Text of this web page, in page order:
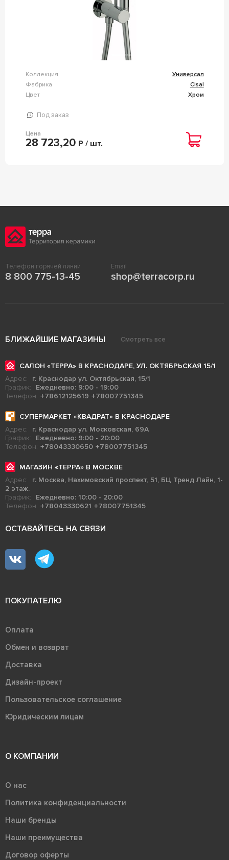
Коллекция
Универсал
Фабрика
Cisal
Цвет
Хром
Под заказ
Цена
28 723,20 Р / шт.
Телефон горячей линии
8 800 775-13-45
Email
shop@terracorp.ru
БЛИЖАЙШИЕ МАГАЗИНЫ Смотреть все
САЛОН «ТЕРРА» В КРАСНОДАРЕ, УЛ. ОКТЯБРЬСКАЯ 15/1
Адрес:
г. Краснодар ул. Октябрьская, 15/1
График:
Ежедневно: 9:00 - 19:00
Телефон: +78612125619 +78007751345
СУПЕРМАРКЕТ «КВАДРАТ» В КРАСНОДАРЕ
Адрес:
г. Краснодар ул. Московская, 69А
График:
Ежедневно: 9:00 - 20:00
Телефон: +78043330650 +78007751345
МАГАЗИН «ТЕРРА» В МОСКВЕ
Адрес:
г. Москва, Нахимовский проспект, 51, БЦ Тренд Лайн, 1-
2 этаж.
График:
Ежедневно: 10:00 - 20:00
Телефон: +78043330621 +78007751345
ОСТАВАЙТЕСЬ НА СВЯЗИ
ПОКУПАТЕЛЮ
Оплата
Обмен и возврат
Доставка
Дизайн-проект
Пользовательское соглашение
Юридическим лицам
О КОМПАНИИ
О нас
Политика конфиденциальности
Наши бренды
Наши преимущества
Договор оферты